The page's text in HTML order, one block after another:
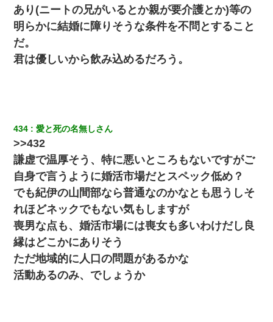
【唖然】帰宅したら旦那のスポーツカーが消えていた。警察『目
立つし、すぐ見つかるかもしれません』→ 数時間後・・警察『××
さんご存じですか？』
小2の頃、妹と昼寝してたら家が火事になってて気づくと逃げ場が
なかった。妹を抱き締めて「ﾀﾋんじゃうよ」って泣いてたら…
【GJ!】会社から帰宅中、広い駐車場にエンジンかけっ放しの車を
て近寄ったら女の子がおっさんの下敷きになってた
嫁が弁護士を連れてきて「悪いと思うなら慰謝料を払って離婚し
ろ」→ 俺「完全に恐喝になってますね」「お前、これが詐欺だっ
て知ってる？」
【不幸な結婚式】新郎親族「ブスのくせにドレスなんか着ちゃっ
てさ～ほんと恥ずかしいわよね～（大声」新郎両親「！！！（土
下座」→ 結果・・・
旦那の元嫁「離婚したとはいえ、私が本来の妻。許可なく結婚す
るなんてどういう神経してるの？離婚届を記入して持って来い」
あり(ニートの兄がいるとか親が要介護とか)等の
明らかに結婚に障りそうな条件を不問とすること
だ。
君は優しいから飲み込めるだろう。
434 愛と死の名無しさん
>>432
謙虚で温厚そう、特に悪いところもないですがご
自身で言うように婚活市場だとスペック低め？
でも紀伊の山間部なら普通なのかなとも思うしそ
れほどネックでもない気もしますが
喪男な点も、婚活市場には喪女も多いわけだし良
縁はどこかにありそう
ただ地域的に人口の問題があるかな
活動あるのみ、でしょうか